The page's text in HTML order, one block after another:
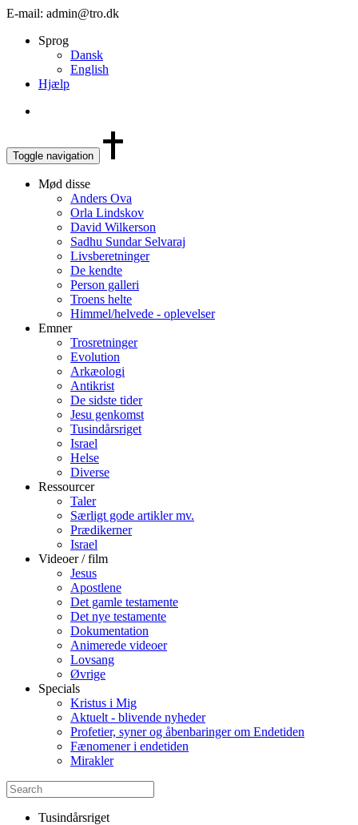
E-mail: admin@tro.dk
Sprog
Dansk
English
Hjælp
Toggle navigation
Mød disse
Anders Ova
Orla Lindskov
David Wilkerson
Sadhu Sundar Selvaraj
Livsberetninger
De kendte
Person galleri
Troens helte
Himmel/helvede - oplevelser
Emner
Trosretninger
Evolution
Arkæologi
Antikrist
De sidste tider
Jesu genkomst
Tusindårsriget
Israel
Helse
Diverse
Ressourcer
Taler
Særligt gode artikler mv.
Prædikerner
Israel
Videoer / film
Jesus
Apostlene
Det gamle testamente
Det nye testamente
Dokumentation
Animerede videoer
Lovsang
Øvrige
Specials
Kristus i Mig
Aktuelt - blivende nyheder
Profetier, syner og åbenbaringer om Endetiden
Fænomener i endetiden
Mirakler
Tusindårsriget